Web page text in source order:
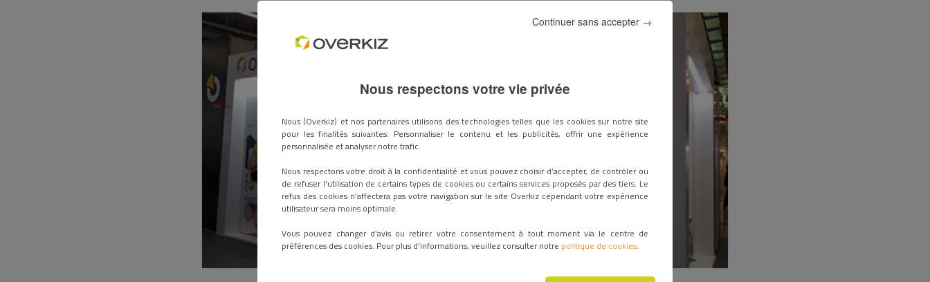
Nous respectons votre vie privée
Nous (Overkiz) et nos partenaires utilisons des technologies telles que les cookies sur notre site
pour les finalités suivantes: Personnaliser le contenu et les publicités, offrir une expérience
personnalisée et analyser notre trafic.
Nous respectons votre droit à la confidentialité et vous pouvez choisir d’accepter, de contrôler ou
de refuser l'utilisation de certains types de cookies ou certains services proposés par des tiers. Le
refus des cookies n’affectera pas votre navigation sur le site Overkiz cependant votre expérience
utilisateur sera moins optimale.
Vous pouvez changer d'avis ou retirer votre consentement à tout moment via le centre de
préférences des cookies. Pour plus d’informations, veuillez consulter notre politique de cookies.
Continuer sans accepter →